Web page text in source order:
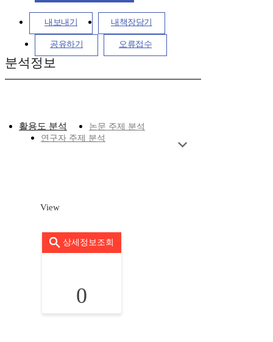
내보내기 내책장담기
공유하기 오류접수
분석정보
활용도 분석
논문 주제 분석
연구자 주제 분석
View
상세정보조회
0